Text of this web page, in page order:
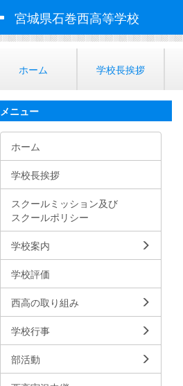
宮城県石巻西高等学校
ホーム 学校長挨拶
メニュー
ホーム
学校長挨拶
スクールミッション及び
スクールポリシー
学校案内
学校評価
西高の取り組み
学校行事
部活動